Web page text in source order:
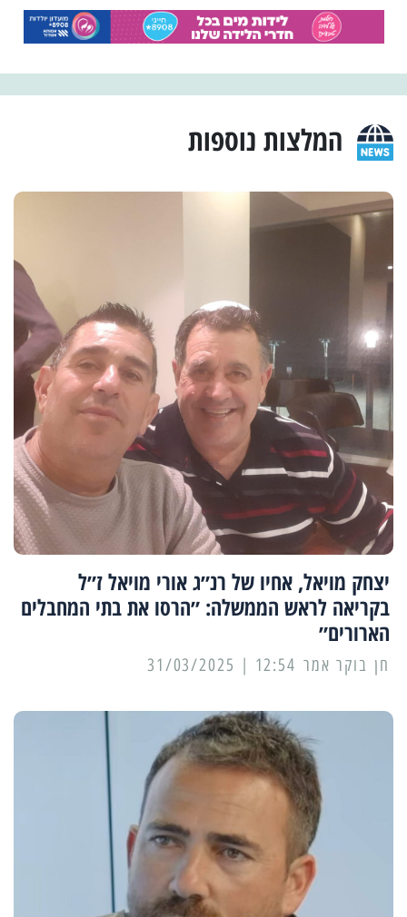
המלצות נוספות
יצחק מויאל, אחיו של רנ״ג אורי מויאל ז״ל
בקריאה לראש הממשלה: ״הרסו את בתי המחבלים
הארורים״
12:54 | 31/03/2025